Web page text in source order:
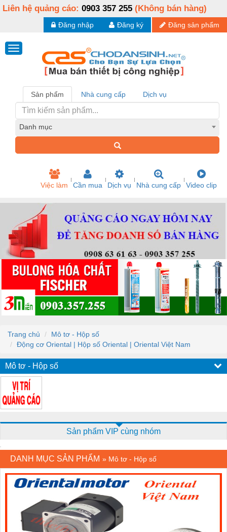
Liên hệ quảng cáo: 0903 357 255 (Không bán hàng)
Đăng sản phẩm
Đăng ký
Đăng nhập
Sản phẩm Nhà cung cấp Dịch vụ
Danh mục
Việc làm Cần mua Dịch vụ Nhà cung cấp Video clip
Trang chủ
Mô tơ - Hộp số
Động cơ Oriental | Hộp số Oriental | Oriental Việt Nam
Mô tơ - Hộp số
Sản phẩm VIP cùng nhóm
DANH MỤC SẢN PHẨM » Mô tơ - Hộp số